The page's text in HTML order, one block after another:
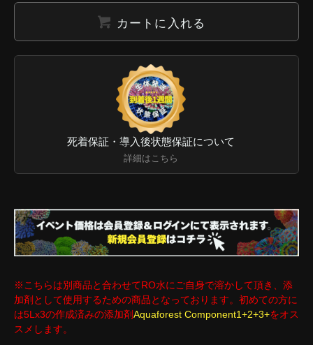
カートに入れる
死着保証・導入後状態保証について
詳細はこちら
※こちらは別商品と合わせてRO水にご自身で溶かして頂き、添
加剤として使用するための商品となっております。初めての方に
は5Lx3の作成済みの添加剤Aquaforest Component1+2+3+をオス
スメします。